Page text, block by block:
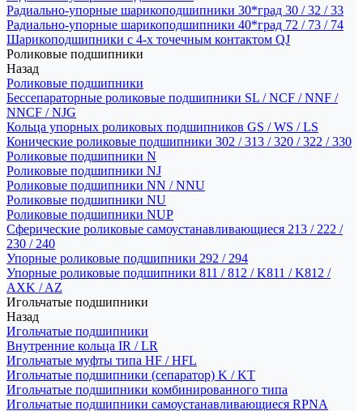
Радиально-упорные шарикоподшипники 30*град 30 / 32 / 33
Радиально-упорные шарикоподшипники 40*град 72 / 73 / 74
Шарикоподшипники с 4-х точечным контактом QJ
Роликовые подшипники
Назад
Роликовые подшипники
Бессепараторные роликовые подшипники SL / NCF / NNF /
NNCF / NJG
Кольца упорных роликовых подшипников GS / WS / LS
Конические роликовые подшипники 302 / 313 / 320 / 322 / 330
Роликовые подшипники N
Роликовые подшипники NJ
Роликовые подшипники NN / NNU
Роликовые подшипники NU
Роликовые подшипники NUP
Сферические роликовые самоустанавливающиеся 213 / 222 /
230 / 240
Упорные роликовые подшипники 292 / 294
Упорные роликовые подшипники 811 / 812 / K811 / K812 /
AXK / AZ
Игольчатые подшипники
Назад
Игольчатые подшипники
Внутренние кольца IR / LR
Игольчатые муфты типа HF / HFL
Игольчатые подшипники (сепаратор) K / KT
Игольчатые подшипники комбинированного типа
Игольчатые подшипники самоустанавливающиеся RPNA